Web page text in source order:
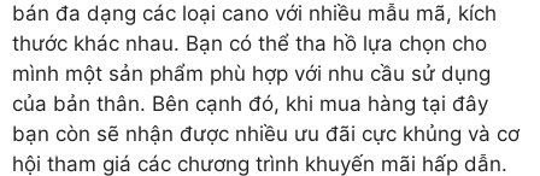
bán đa dạng các loại cano với nhiều mẫu mã, kích
thước khác nhau. Bạn có thể tha hồ lựa chọn cho
mình một sản phẩm phù hợp với nhu cầu sử dụng
của bản thân. Bên cạnh đó, khi mua hàng tại đây
bạn còn sẽ nhận được nhiều ưu đãi cực khủng và cơ
hội tham giá các chương trình khuyến mãi hấp dẫn.